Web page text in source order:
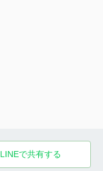
LINEで共有する